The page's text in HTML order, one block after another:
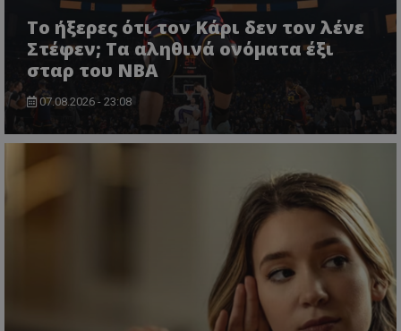
Το ήξερες ότι τον Κάρι δεν τον λένε
Στέφεν; Τα αληθινά ονόματα έξι
σταρ του NBA
07.08.2026 - 23:08